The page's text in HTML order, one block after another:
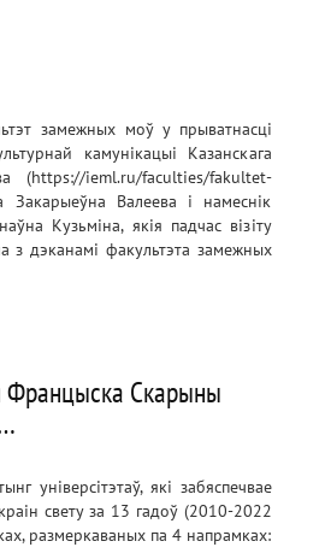
замежных моў у прыватнасці
камунікацыі Казанскага
(https://ieml.ru/faculties/fakultet-
Валеева і намеснік
Кузьміна, якія падчас візіту
з дэканамі факультэта замежных
Францыска Скарыны
універсітэтаў, які забяспечвае
свету за 13 гадоў (2010-2022
размеркаваных па 4 напрамках: